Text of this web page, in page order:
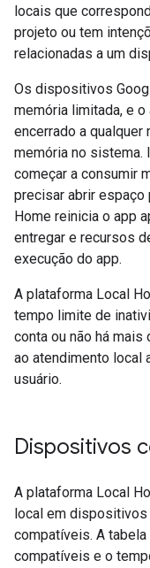
locais que
projeto ou tem
relacionadas a um
Os dispositivos
memória limitada, e
encerrado a
memória no sistema.
começar a consumir
precisar abrir espaço
Home reinicia o app
entregar e recursos
execução do app.
A plataforma Local
tempo limite de
conta ou não há
ao atendimento local
usuário.
Dispositivos
A plataforma Local
local em dispositivos
compatíveis. A
compatíveis e o